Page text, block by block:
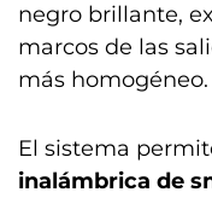
negro brillante,
marcos de las
más homogéneo.
El sistema
inalámbrica de